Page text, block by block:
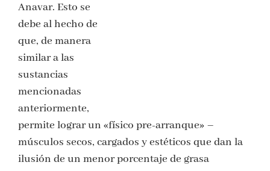
Anavar. Esto se
debe al hecho de
que, de manera
similar a las
sustancias
mencionadas
anteriormente,
permite lograr un «físico pre-arranque» –
músculos secos, cargados y estéticos que dan la
ilusión de un menor porcentaje de grasa